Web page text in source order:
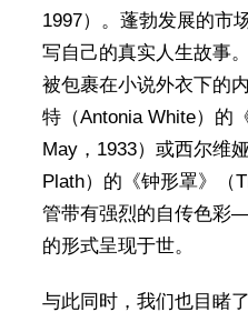
1997）。蓬勃发展的市
写自己的真实人生故事
被包裹在小说外衣下的
特（Antonia White）的
May，1933）或西尔维
Plath）的《钟形罩》（
管带有强烈的自传色彩
的形式呈现于世。
与此同时，我们也目睹